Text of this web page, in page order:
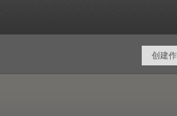
创建